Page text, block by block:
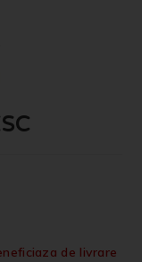
de livrare